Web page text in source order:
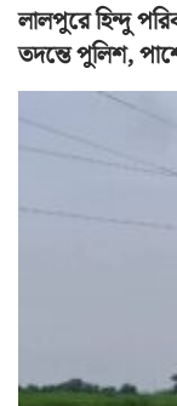
লালপুরে হিন্দু
তদন্তে পুলিশ,